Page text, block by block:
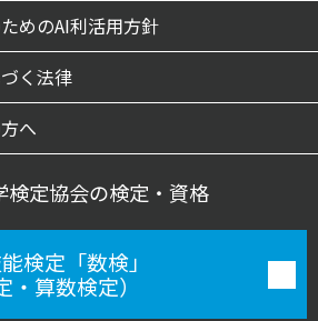
めのAI利活用方針
く法律
へ
検定協会の検定・資格
検定「数検」
・算数検定）